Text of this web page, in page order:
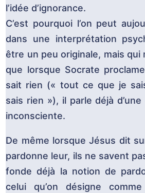
l’idée d’ignorance.
C’est pourquoi l’on peut
dans une interprétation
être un peu originale, mais qui
que lorsque Socrate
sait rien (« tout ce que je
sais rien »), il parle déjà
inconsciente.
De même lorsque Jésus dit
pardonne leur, ils ne savent
fonde déjà la notion de
celui qu’on désigne